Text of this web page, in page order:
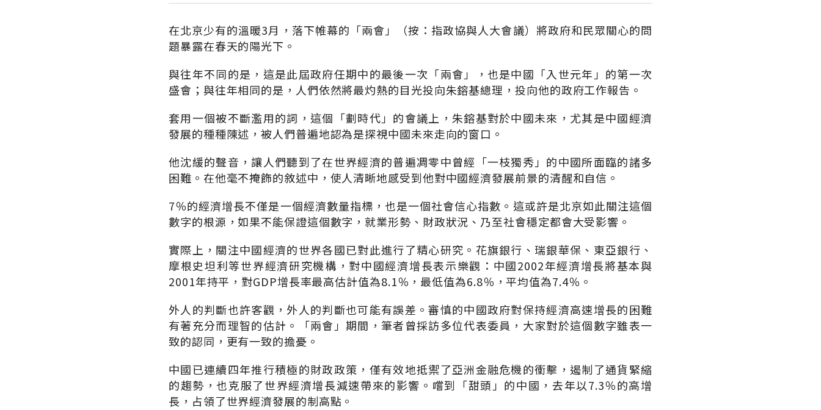
在北京少有的溫暖3月，落下帷幕的「兩會」（按：指政協與人大會議）將政府和民眾關心的問
題暴露在春天的陽光下。
與往年不同的是，這是此屆政府任期中的最後一次「兩會」，也是中國「入世元年」的第一次
盛會；與往年相同的是，人們依然將最灼熱的目光投向朱鎔基總理，投向他的政府工作報告。
套用一個被不斷濫用的詞，這個「劃時代」的會議上，朱鎔基對於中國未來，尤其是中國經濟
發展的種種陳述，被人們普遍地認為是探視中國未來走向的窗口。
他沈緩的聲音，讓人們聽到了在世界經濟的普遍凋零中曾經「一枝獨秀」的中國所面臨的諸多
困難。在他毫不掩飾的敘述中，使人清晰地感受到他對中國經濟發展前景的清醒和自信。
7％的經濟增長不僅是一個經濟數量指標，也是一個社會信心指數。這或許是北京如此關注這個
數字的根源，如果不能保證這個數字，就業形勢、財政狀況、乃至社會穩定都會大受影響。
實際上，關注中國經濟的世界各國已對此進行了精心研究。花旗銀行、瑞銀華保、東亞銀行、
摩根史坦利等世界經濟研究機構，對中國經濟增長表示樂觀：中國2002年經濟增長將基本與
2001年持平，對GDP增長率最高估計值為8.1％，最低值為6.8％，平均值為7.4％。
外人的判斷也許客觀，外人的判斷也可能有誤差。審慎的中國政府對保持經濟高速增長的困難
有著充分而理智的估計。「兩會」期間，筆者曾採訪多位代表委員，大家對於這個數字雖表一
致的認同，更有一致的擔憂。
中國已連續四年推行積極的財政政策，僅有效地抵禦了亞洲金融危機的衝擊，遏制了通貨緊縮
的趨勢，也克服了世界經濟增長減速帶來的影響。嚐到「甜頭」的中國，去年以7.3％的高增
長，占領了世界經濟發展的制高點。